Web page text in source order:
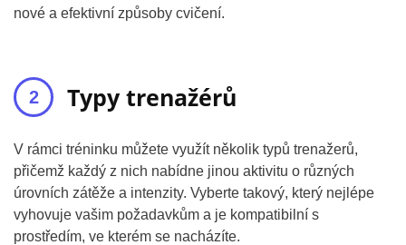
nové a efektivní způsoby cvičení.
Typy trenažérů
V rámci tréninku můžete využít několik typů trenažerů,
přičemž každý z nich nabídne jinou aktivitu o různých
úrovních zátěže a intenzity. Vyberte takový, který nejlépe
vyhovuje vašim požadavkům a je kompatibilní s
prostředím, ve kterém se nacházíte.